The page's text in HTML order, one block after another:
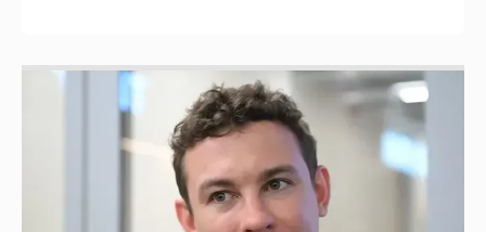
Никита Кологривый высказался насчёт